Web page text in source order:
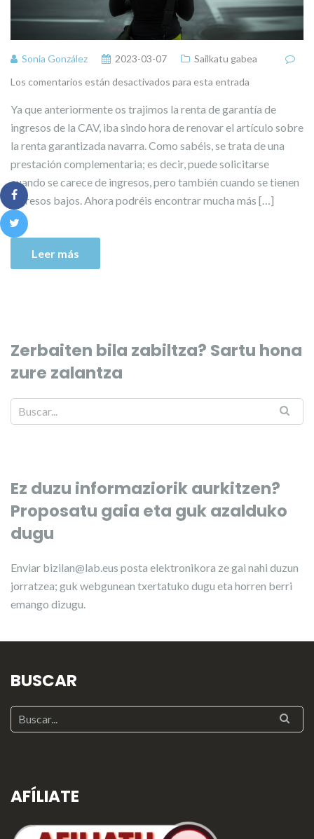
Sonia González 2023-03-07
Sailkatu gabea
Los comentarios están desactivados para esta entrada
Ya que anteriormente os trajimos la renta de garantía de
ingresos de la CAV, iba sindo hora de renovar el artículo sobre
la renta garantizada navarra. Como sabéis, se trata de una
prestación complementaria; es decir, puede solicitarse
cuando se carece de ingresos, pero también cuando se tienen
ingresos bajos. Ahora podréis encontrar mucha más […]
Leer más
Zerbaiten bila zabiltza? Sartu hona
zure zalantza
Ez duzu informaziorik aurkitzen?
Proposatu gaia eta guk azalduko
dugu
Enviar bizilan@lab.eus posta elektronikora ze gai nahi duzun
jorratzea; guk webgunean txertatuko dugu eta horren berri
emango dizugu.
BUSCAR
AFÍLIATE